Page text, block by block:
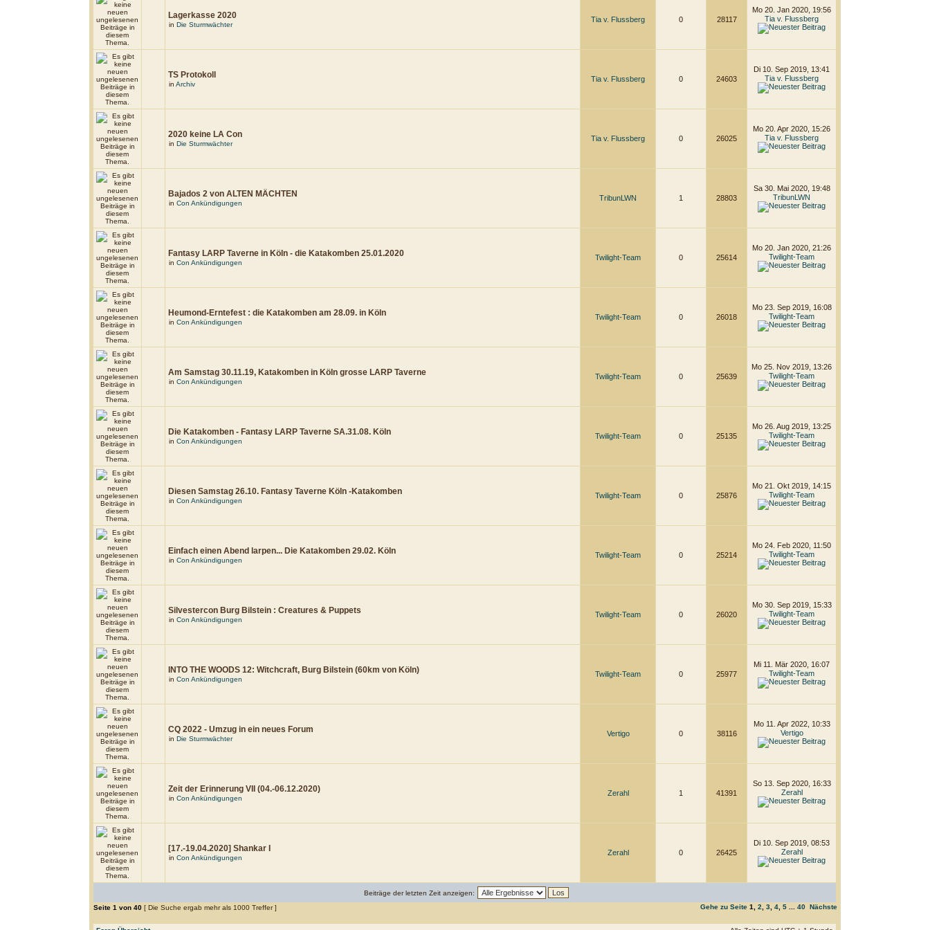
Lagerkasse 2020
inDie Sturmwächter
Tia v. Flussberg 0 28117
Mo 20. Jan 2020, 19:56
Tia v. Flussberg
TS Protokoll
inArchiv
Tia v. Flussberg 0 24603
Di 10. Sep 2019, 13:41
Tia v. Flussberg
2020 keine LA Con
inDie Sturmwächter
Tia v. Flussberg 0 26025
Mo 20. Apr 2020, 15:26
Tia v. Flussberg
Bajados 2 von ALTEN MÄCHTEN
inCon Ankündigungen
TribunLWN 1 28803
Sa 30. Mai 2020, 19:48
TribunLWN
Fantasy LARP Taverne in Köln - die Katakomben 25.01.2020
inCon Ankündigungen
Twilight-Team 0 25614
Mo 20. Jan 2020, 21:26
Twilight-Team
Heumond-Erntefest : die Katakomben am 28.09. in Köln
inCon Ankündigungen
Twilight-Team 0 26018
Mo 23. Sep 2019, 16:08
Twilight-Team
Am Samstag 30.11.19, Katakomben in Köln grosse LARP Taverne
inCon Ankündigungen
Twilight-Team 0 25639
Mo 25. Nov 2019, 13:26
Twilight-Team
Die Katakomben - Fantasy LARP Taverne SA.31.08. Köln
inCon Ankündigungen
Twilight-Team 0 25135
Mo 26. Aug 2019, 13:25
Twilight-Team
Diesen Samstag 26.10. Fantasy Taverne Köln -Katakomben
inCon Ankündigungen
Twilight-Team 0 25876
Mo 21. Okt 2019, 14:15
Twilight-Team
Einfach einen Abend larpen... Die Katakomben 29.02. Köln
inCon Ankündigungen
Twilight-Team 0 25214
Mo 24. Feb 2020, 11:50
Twilight-Team
Silvestercon Burg Bilstein : Creatures & Puppets
inCon Ankündigungen
Twilight-Team 0 26020
Mo 30. Sep 2019, 15:33
Twilight-Team
INTO THE WOODS 12: Witchcraft, Burg Bilstein (60km von Köln)
inCon Ankündigungen
Twilight-Team 0 25977
Mi 11. Mär 2020, 16:07
Twilight-Team
CQ 2022 - Umzug in ein neues Forum
inDie Sturmwächter
Vertigo 0 38116
Mo 11. Apr 2022, 10:33
Vertigo
Zeit der Erinnerung VII (04.-06.12.2020)
inCon Ankündigungen
Zerahl 1 41391
So 13. Sep 2020, 16:33
Zerahl
[17.-19.04.2020] Shankar I
inCon Ankündigungen
Zerahl 0 26425
Di 10. Sep 2019, 08:53
Zerahl
Beiträge der letzten Zeit anzeigen:
Seite1 von40 [ Die Suche ergab mehr als 1000 Treffer ] Gehe zu Seite 1 2 3, 4, 5... 40 Nächste